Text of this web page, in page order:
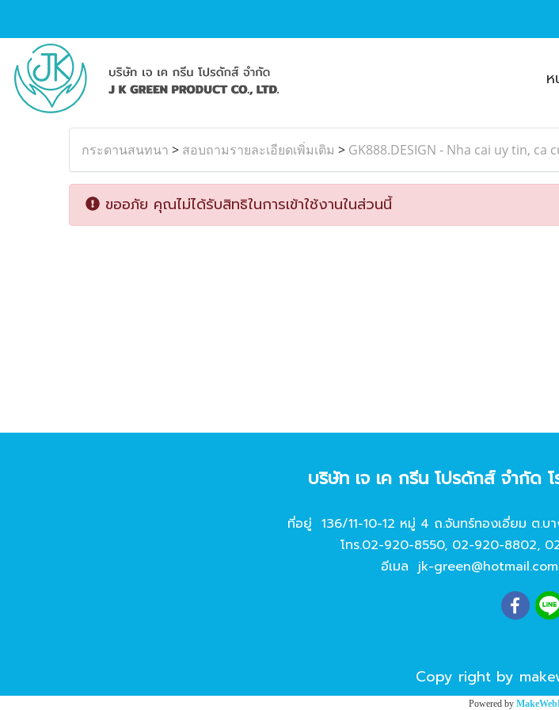
ห
กระดานสนทนา > สอบถามรายละเอียดเพิ่มเติม > GK888.DESIGN - Nha cai uy tin, ca
ขออภัย คุณไม่ได้รับสิทธิในการเข้าใช้งานในส่วนนี้
บริษัท เจ เค กรีน โปรดักส์ จํากัด
ที่อยู่ 136/11-10-12 หมู่ 4 ถ.จันทร์ทองเอี่ยม ต.บ
โทร.02-920-8550, 02-920-8802,
อีเมล jk-green@hotmail.com
Copy right by
Powered by